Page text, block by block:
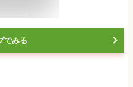
でみる